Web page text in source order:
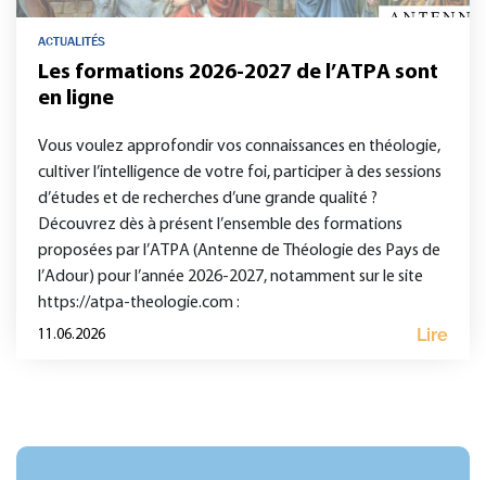
ACTUALITÉS
Les formations 2026-2027 de l’ATPA sont
en ligne
Vous voulez approfondir vos connaissances en théologie,
cultiver l’intelligence de votre foi, participer à des sessions
d’études et de recherches d’une grande qualité ?
Découvrez dès à présent l’ensemble des formations
proposées par l’ATPA (Antenne de Théologie des Pays de
l’Adour) pour l’année 2026-2027, notamment sur le site
https://atpa-theologie.com :
11.06.2026 Lire